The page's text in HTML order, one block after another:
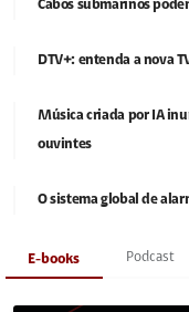
Cabos submarinos
DTV+: entenda a nova
Música criada por IA
ouvintes
O sistema global de
E-books Podcast